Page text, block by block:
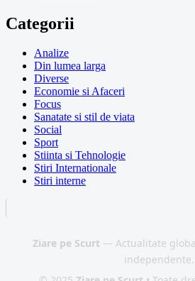
Categorii
Analize
Din lumea larga
Diverse
Economie si Afaceri
Focus
Sanatate si stil de viata
Social
Sport
Stiinta si Tehnologie
Stiri Internationale
Stiri interne
Ziare pe Scurt — Actualitate
independente.